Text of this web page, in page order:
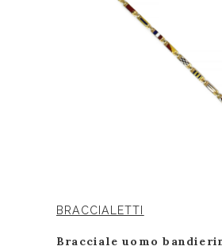
BRACCIALETTI
Bracciale uomo